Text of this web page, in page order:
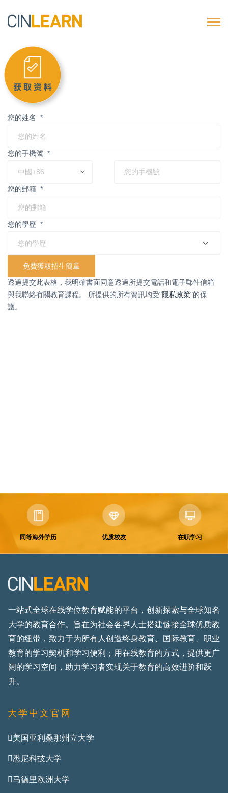
您的姓名 *
您的手機號 *
您的郵箱 *
您的學歷 *
透過提交此表格，我明確書面同意透過所提交電話和電子郵件信箱
與我聯絡有關教育課程。 所提供的所有資訊均受"隱私政策"的保
護。
同等海外学历 优质校友 在职学习
一站式全球在线学位教育赋能的平台，创新探索与全球知名
大学的教育合作。旨在为社会各界人士搭建链接全球优质教
育的纽带，致力于为所有人创造终身教育、国际教育、职业
教育的学习契机和学习便利；用在线教育的方式，提供更广
阔的学习空间，助力学习者实现关于教育的高效进阶和跃
升。
大学中文官网
美国亚利桑那州立大学
悉尼科技大学
马德里欧洲大学